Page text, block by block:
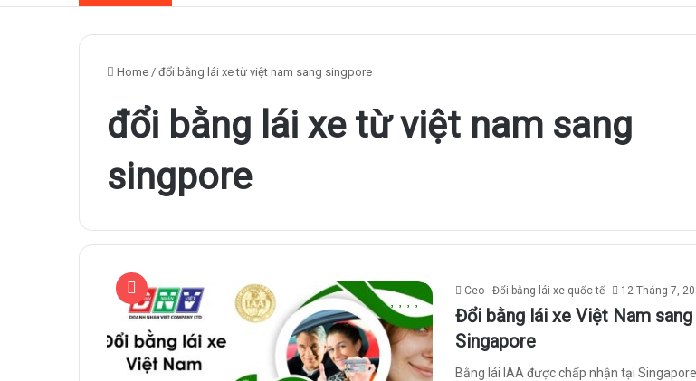
Home / đổi bằng lái xe từ việt nam sang singpore
đổi bằng lái xe từ việt nam sang
singpore
Ceo - Đổi bằng lái xe quốc tế 12 Tháng 7,
Đổi bằng lái xe Việt Nam sang
Singapore
Bằng lái IAA được chấp nhận tại